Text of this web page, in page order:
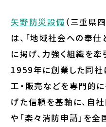
矢野防災設備 （三重県
は、「地域社会への奉
に掲げ、力強く組織を牽
1959年に創業した同社
工・販売などを専門的
げた信頼を基軸に、自社
や「楽々消防申請」を